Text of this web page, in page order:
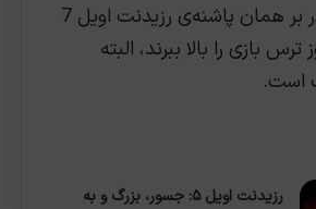
متأسفانه صحبت‌های جدید سازندگان رزیدنت اویل عیان کرد که در بر همان پاشنه‌ی رزیدنت اویل 7
را بالا ببرند، البته
رزیدنت اویل ۵: جسور، بزرگ و به